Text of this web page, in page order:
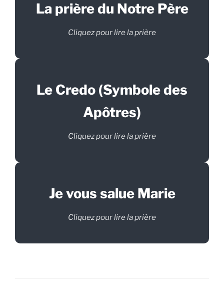
La prière du Notre Père
Cliquez pour lire la prière
Le Credo (Symbole des
Apôtres)
Cliquez pour lire la prière
Je vous salue Marie
Cliquez pour lire la prière